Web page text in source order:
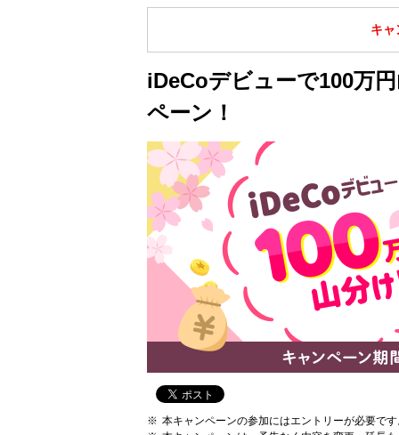
キャ
iDeCoデビューで100万
ペーン！
本キャンペーンの参加にはエントリーが必要です